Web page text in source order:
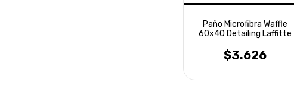
Paño Microfibra Waffle
60x40 Detailing Laffitte
$3.626